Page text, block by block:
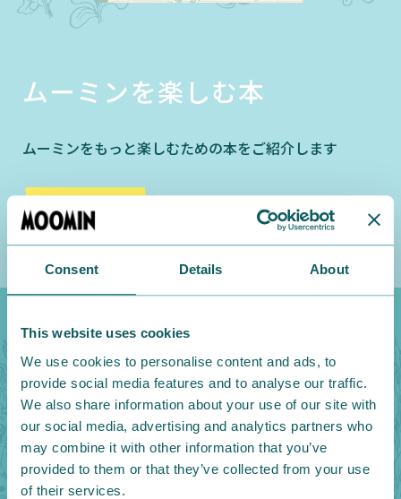
Consent Details About
This website uses cookies
We use cookies to personalise content and ads, to
provide social media features and to analyse our traffic.
We also share information about your use of our site with
our social media, advertising and analytics partners who
may combine it with other information that you’ve
provided to them or that they’ve collected from your use
of their services.
ムーミンを楽しむ本
ムーミンをもっと楽しむための本をご紹介します
詳しくはこちら